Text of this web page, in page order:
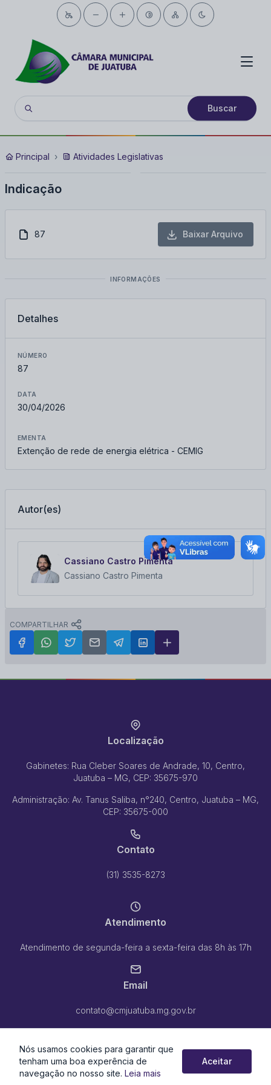
Buscar
Principal Atividades Legislativas
Indicação
87 Baixar Arquivo
INFORMAÇÕES
Detalhes
NÚMERO
87
DATA
30/04/2026
EMENTA
Extenção de rede de energia elétrica - CEMIG
Autor(es)
Cassiano Castro Pimenta
Cassiano Castro Pimenta
COMPARTILHAR
Localização
Gabinetes: Rua Cleber Soares de Andrade, 10, Centro,
Juatuba – MG, CEP: 35675-970
Administração: Av. Tanus Saliba, n°240, Centro, Juatuba – MG,
CEP: 35675-000
Contato
(31) 3535-8273
Atendimento
Atendimento de segunda-feira a sexta-feira das 8h às 17h
Email
contato@cmjuatuba.mg.gov.br
Nós usamos cookies para garantir que
tenham uma boa experência de
navegação no nosso site. Leia mais
Aceitar